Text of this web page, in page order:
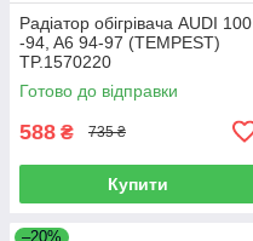
Радіатор обігрівача AUDI 100
-94, A6 94-97 (TEMPEST)
TP.1570220
Готово до відправки
588 ₴ 735 ₴
Купити
–20%